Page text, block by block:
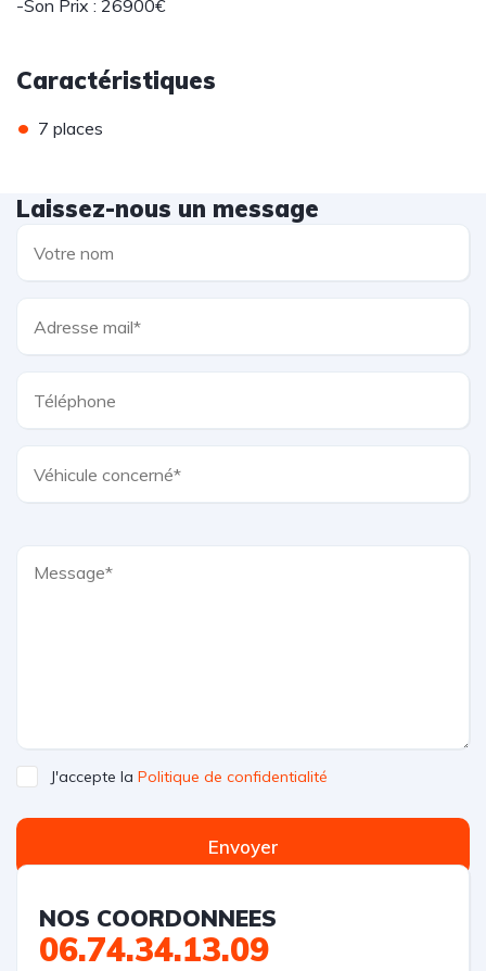
-Son Prix : 26900€
Caractéristiques
• 7 places
Laissez-nous un message
J'accepte la Politique de confidentialité
Envoyer
NOS COORDONNEES
06.74.34.13.09